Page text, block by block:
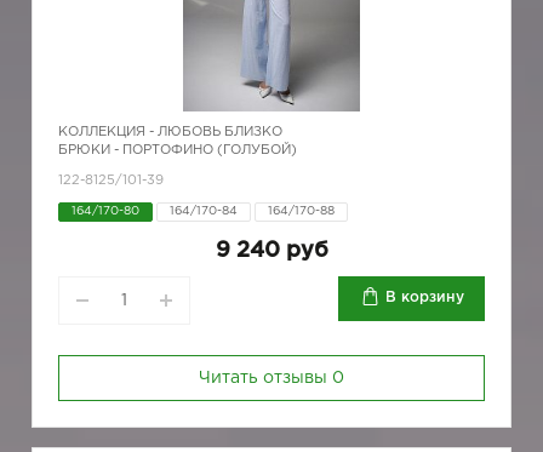
КОЛЛЕКЦИЯ - ЛЮБОВЬ БЛИЗКО
БРЮКИ - ПОРТОФИНО (ГОЛУБОЙ)
122-8125/101-39
164/170-80 164/170-84 164/170-88
9 240 руб
В корзину
Читать отзывы 0